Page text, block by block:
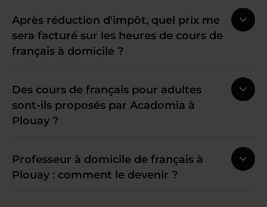
Après réduction d'impôt, quel prix me
sera facturé sur les heures de cours de
français à domicile ?
Des cours de français pour adultes
sont-ils proposés par Acadomia à
Plouay ?
Professeur à domicile de français à
Plouay : comment le devenir ?